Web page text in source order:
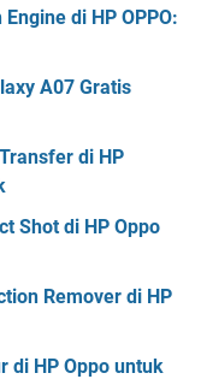
di HP OPPO:
A07 Gratis
di HP
Shot di HP Oppo
Remover di HP
di HP Oppo untuk